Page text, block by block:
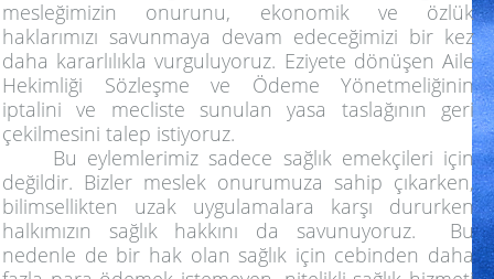
mesleğimizin onurunu, ekonomik ve özlük
haklarımızı savunmaya devam edeceğimizi bir kez
daha kararlılıkla vurguluyoruz. Eziyete dönüşen Aile
Hekimliği Sözleşme ve Ödeme Yönetmeliğinin
iptalini ve mecliste sunulan yasa taslağının geri
çekilmesini talep istiyoruz.
Bu eylemlerimiz sadece sağlık emekçileri için
değildir. Bizler meslek onurumuza sahip çıkarken,
bilimsellikten uzak uygulamalara karşı dururken
halkımızın sağlık hakkını da savunuyoruz. Bu
nedenle de bir hak olan sağlık için cebinden daha